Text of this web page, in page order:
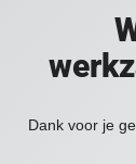
Dank voor je